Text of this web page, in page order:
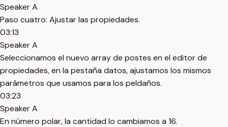
Speaker A
Paso cuatro: Ajustar las propiedades.
03:13
Speaker A
Seleccionamos el nuevo array de postes en el editor de
propiedades, en la pestaña datos, ajustamos los mismos
parámetros que usamos para los peldaños.
03:23
Speaker A
En número polar, la cantidad lo cambiamos a 16.